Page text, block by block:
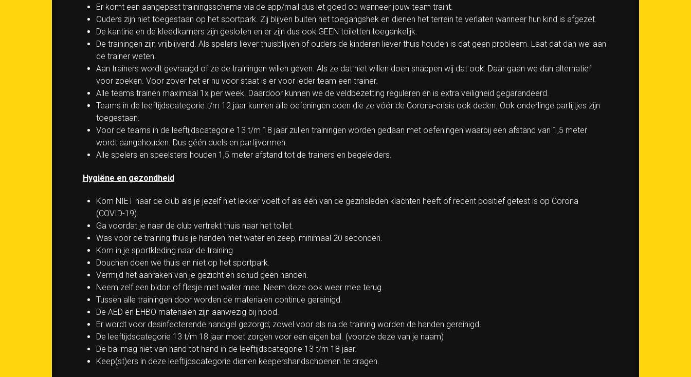
Er komt een aangepast trainingsschema via de app/mail dus let goed op wanneer jouw team traint.
Ouders zijn niet toegestaan op het sportpark. Zij blijven buiten het toegangshek en dienen het terrein te verlaten wanneer hun kind is afgezet.
De kantine en de kleedkamers zijn gesloten en er zijn dus ook GEEN toiletten toegankelijk.
De trainingen zijn vrijblijvend. Als spelers liever thuisblijven of ouders de kinderen liever thuis houden is dat geen probleem. Laat dat dan wel aan
de trainer weten.
Aan trainers wordt gevraagd of ze de trainingen willen geven. Als ze dat niet willen doen snappen wij dat ook. Daar gaan we dan alternatief
voor zoeken. Voor zover het er nu voor staat is er voor ieder team een trainer.
Alle teams trainen maximaal 1x per week. Daardoor kunnen we de veldbezetting reguleren en is extra veiligheid gegarandeerd.
Teams in de leeftijdscategorie t/m 12 jaar kunnen alle oefeningen doen die ze vóór de Corona-crisis ook deden. Ook onderlinge partijtjes zijn
toegestaan.
Voor de teams in de leeftijdscategorie 13 t/m 18 jaar zullen trainingen worden gedaan met oefeningen waarbij een afstand van 1,5 meter
wordt aangehouden. Dus géén duels en partijvormen.
Alle spelers en speelsters houden 1,5 meter afstand tot de trainers en begeleiders.
Hygiëne en gezondheid
Kom NIET naar de club als je jezelf niet lekker voelt of als één van de gezinsleden klachten heeft of recent positief getest is op Corona
(COVID-19).
Ga voordat je naar de club vertrekt thuis naar het toilet.
Was voor de training thuis je handen met water en zeep, minimaal 20 seconden.
Kom in je sportkleding naar de training.
Douchen doen we thuis en niet op het sportpark.
Vermijd het aanraken van je gezicht en schud geen handen.
Neem zelf een bidon of flesje met water mee. Neem deze ook weer mee terug.
Tussen alle trainingen door worden de materialen continue gereinigd.
De AED en EHBO materialen zijn aanwezig bij nood.
Er wordt voor desinfecterende handgel gezorgd; zowel voor als na de training worden de handen gereinigd.
De leeftijdscategorie 13 t/m 18 jaar moet zorgen voor een eigen bal. (voorzie deze van je naam)
De bal mag niet van hand tot hand in de leeftijdscategorie 13 t/m 18 jaar.
Keep(st)ers in deze leeftijdscategorie dienen keepershandschoenen te dragen.